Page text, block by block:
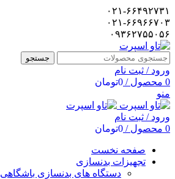
۰۲۱-۶۶۴۹۲۷۳۱
۰۲۱-۶۶۹۶۶۷۰۳
۰۹۳۶۲۷۵۵۰۵۶
جستجو
ورود / ثبت نام
0 محصول / تومان0
منو
ورود / ثبت نام
0 محصول / تومان0
صفحه نخست
تجهیزات بدنسازی
دستگاه های بدنسازی باشگاهی